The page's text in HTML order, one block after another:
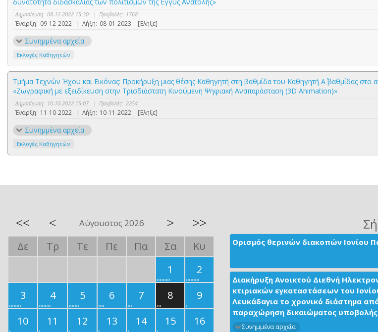
Δημοσίευση: 08-12-2022 15:30 | Προβολές: 1768
Έναρξη: 09-12-2022 | Λήξη: 08-01-2023 [Έληξε]
Συνημμένα αρχεία
Εκλογές Καθηγητών
Τμήμα Τεχνών Ήχου και Εικόνας: Προκήρυξη μιας θέσης Καθηγητή στη βαθμίδα του Καθηγητή Α΄ βαθμίδας στο
«Ζωγραφική με εξειδίκευση στην Τρισδιάστατη Κινούμενη Ψηφιακή Αναπαράσταση (3D Animation)»
Δημοσίευση: 10-10-2022 15:07 | Προβολές: 2254
Έναρξη: 11-10-2022 | Λήξη: 10-11-2022 [Έληξε]
Συνημμένα αρχεία
Εκλογές Καθηγητών
<< < Αύγουστος 2026 > >>
Δε Τρ Τε Πε Πα Σα
Κυ
1
2
3
4 5 6 7 8
9
10
11 12 13 14 15
16
Ορισμός θερινών διακοπών Ιονίου
Διακήρυξη Ανοικτού Διεθνή
κτιριακών εγκαταστάσεων του
Λευκάδαγια το χρονικό διάστημα
παραχώρηση δικαιώματος
Συνημμένα αρχεία